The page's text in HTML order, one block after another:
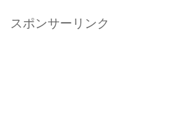
スポンサーリンク